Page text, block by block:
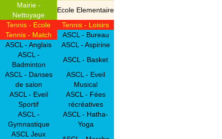
Mairie -
Nettoyage
Ecole Elementaire
Tennis - Ecole
Tennis - Loisirs
Tennis - Match
ASCL - Bureau
ASCL - Anglais
ASCL - Aspirine
ASCL -
Badminton
ASCL - Basket
ASCL - Danses
de salon
ASCL - Eveil
Musical
ASCL - Eveil
Sportif
ASCL - Fées
récréatives
ASCL -
Gymnastique
ASCL - Hatha-
Yoga
ASCL Jeux